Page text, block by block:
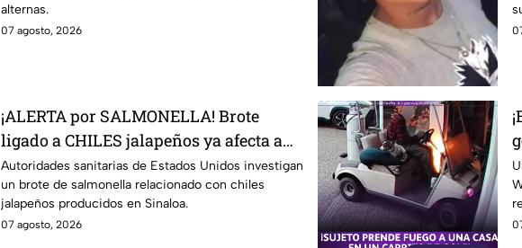
alternas.
07 agosto, 2026
¡ALERTA por SALMONELLA! Brote
ligado a CHILES jalapeños ya afecta a
27 estados
Autoridades sanitarias de Estados Unidos investigan
un brote de salmonella relacionado con chiles
jalapeños producidos en Sinaloa.
07 agosto, 2026